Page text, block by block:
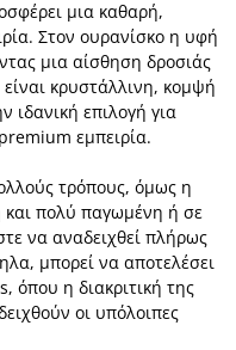
μια καθαρή,
Στον ουρανίσκο η υφή
μια αίσθηση δροσιάς
κρυστάλλινη, κομψή
ιδανική επιλογή για
εμπειρία.
τρόπους, όμως η
και πολύ παγωμένη ή σε
να αναδειχθεί πλήρως
μπορεί να αποτελέσει
όπου η διακριτική της
οι υπόλοιπες